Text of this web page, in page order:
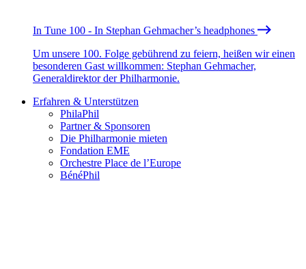
In Tune 100 - In Stephan Gehmacher’s headphones
Um unsere 100. Folge gebührend zu feiern, heißen wir einen
besonderen Gast willkommen: Stephan Gehmacher,
Generaldirektor der Philharmonie.
Erfahren & Unterstützen
PhilaPhil
Partner & Sponsoren
Die Philharmonie mieten
Fondation EME
Orchestre Place de l’Europe
BénéPhil